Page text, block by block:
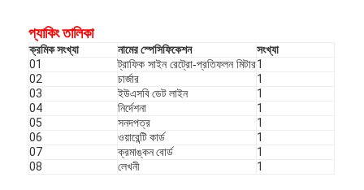
প্যাকিং তালিকা
ক্রমিক সংখ্যা নামের স্পেসিফিকেশন
সংখ্যা
01
ট্রাফিক সাইন রেট্রো-প্রতিফলন মিটার1
02
চার্জার
1
03
ইউএসবি ডেট লাইন
1
04
নির্দেশনা
1
05
সনদপত্র
1
06
ওয়ারেন্টি কার্ড
1
07
ক্রমাঙ্কন বোর্ড
1
08
লেখনী 1